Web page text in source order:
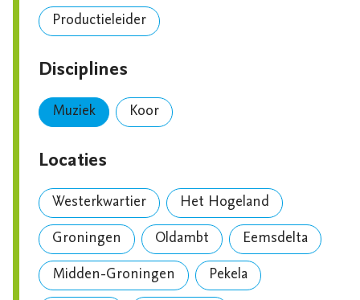
Productieleider
Disciplines
Muziek Koor
Locaties
Westerkwartier Het Hogeland
Groningen Oldambt Eemsdelta
Midden-Groningen Pekela